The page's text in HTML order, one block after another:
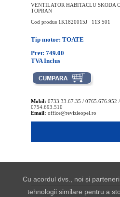
VENTILATOR HABITACLU SKODA
TOPRAN
Cod produs 1K1820015J 113 501
Tip motor: TOATE
Pret: 749.00
TVA Inclus
Mobil: 0733.33.67.35 / 0765.676.952
0754.693.510
Email: office@revizieopel.ro
Cu acordul dvs., noi și
tehnologii similare pentru a